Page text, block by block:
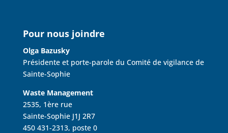
Pour nous joindre
Olga Bazusky
Présidente et porte-parole du Comité de vigilance de
Sainte-Sophie
Waste Management
2535, 1ère rue
Sainte-Sophie J1J 2R7
450 431-2313, poste 0